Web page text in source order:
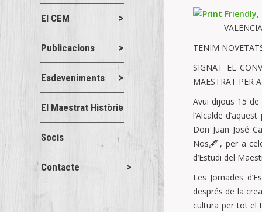
El CEM
Publicacions
Esdeveniments
El Maestrat Històric
Socis
Contacte
TENIM
SIGNAT EL
MAESTRAT PER
Avui dijous 15 de
l’Alcalde
Don Juan José
Nos🖋️ , per a
d’Estudi del
Les Jornades
després de la
cultura per tot el